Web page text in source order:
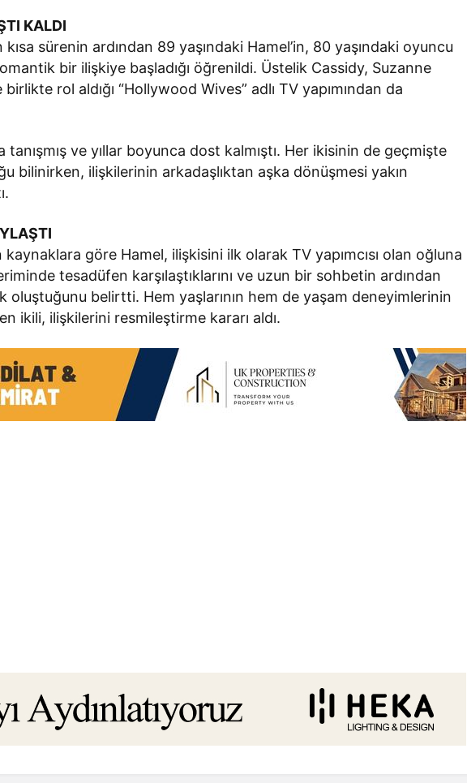
KALDI
sürenin ardından 89 yaşındaki Hamel’in, 80 yaşındaki oyuncu
bir ilişkiye başladığı öğrenildi. Üstelik Cassidy, Suzanne
birlikte rol aldığı “Hollywood Wives” adlı TV yapımından da
tanışmış ve yıllar boyunca dost kalmıştı. Her ikisinin de geçmişte
bilinirken, ilişkilerinin arkadaşlıktan aşka dönüşmesi yakın
kaynaklara göre Hamel, ilişkisini ilk olarak TV yapımcısı olan oğluna
tesadüfen karşılaştıklarını ve uzun bir sohbetin ardından
oluştuğunu belirtti. Hem yaşlarının hem de yaşam deneyimlerinin
ikili, ilişkilerini resmileştirme kararı aldı.